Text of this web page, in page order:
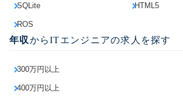
SQLite HTML5
ROS
年収からITエンジニアの求人を探す
300万円以上
400万円以上